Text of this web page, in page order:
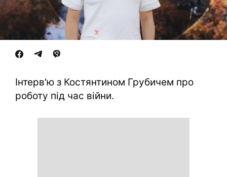
Інтерв'ю з Костянтином Грубичем про
роботу під час війни.